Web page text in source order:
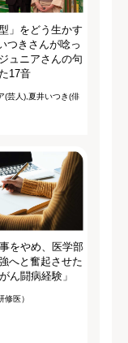
」をどう生かす
つきさんが唸っ
ュニアさんの句
17音
(芸人),夏井いつき(俳
をやめ、医学部
へと奮起させた
ん闘病経験」
修医）